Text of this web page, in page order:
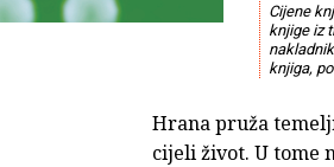
Cijene
knjige iz
knjiga,
Hrana pruža
cijeli život. U tome